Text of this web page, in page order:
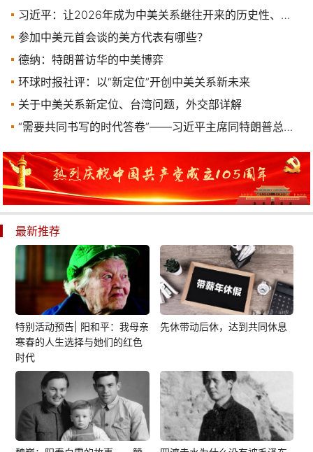
习近平：让2026年成为中美关系继往开来的历史性、标志性年份
参加中美元首会谈的美方代表有哪些？
德纳：特朗普访华的中美博弈
环球时报社评：以“新定位”开创中美关系新未来
关于中美关系新定位、台湾问题，外交部详解
“需要共同书写的时代答卷”——习近平主席同特朗普总统会晤侧记
最新推荐
特别活动预告| 阳和平：我母亲
寒春的人生选择与她们的红色
时代
先休带动后休，达到共同休息